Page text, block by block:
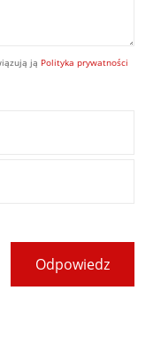
ją Polityka prywatności
Odpowiedz